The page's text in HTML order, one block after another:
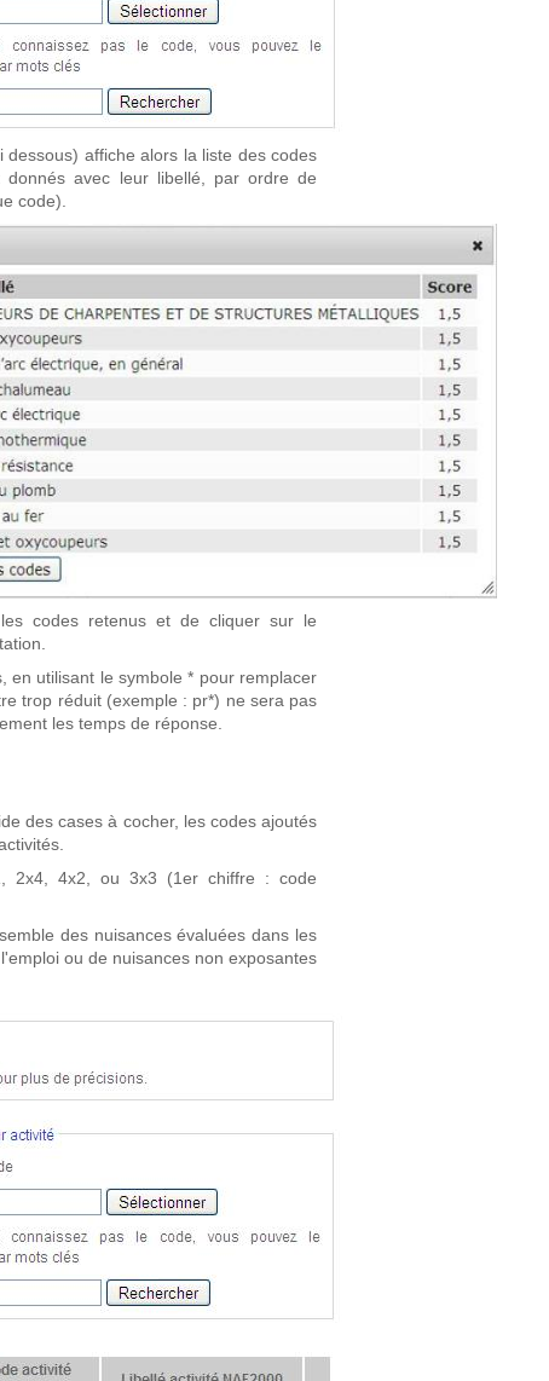
affiche alors la liste des codes
avec leur libellé, par ordre de
code).
codes retenus et de cliquer sur le
en utilisant le symbole * pour remplacer
trop réduit (exemple : pr*) ne sera pas
les temps de réponse.
des cases à cocher, les codes ajoutés
4x2, ou 3x3 (1er chiffre : code
des nuisances évaluées dans les
ou de nuisances non exposantes